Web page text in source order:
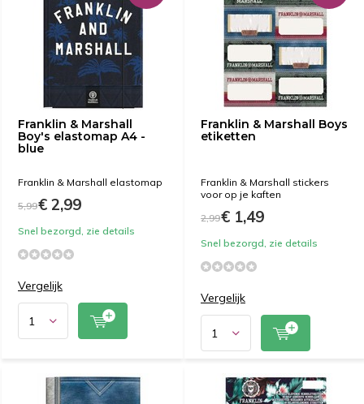
Franklin & Marshall
Boy's elastomap A4 -
blue
Franklin & Marshall elastomap
5,99€ 2,99
Snel bezorgd, zie details
Vergelijk
Franklin & Marshall Boys
etiketten
Franklin & Marshall stickers
voor op je kaften
2,99€ 1,49
Snel bezorgd, zie details
Vergelijk